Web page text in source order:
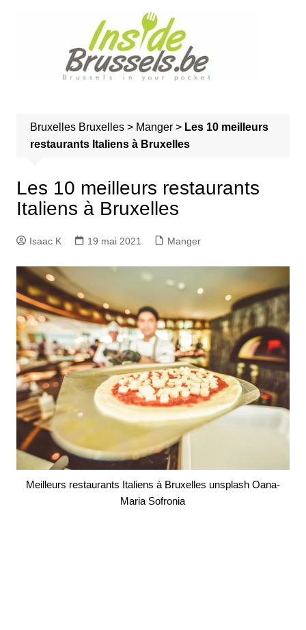
Bruxelles Bruxelles> Manger> Les 10 meilleurs
restaurants Italiens à Bruxelles
Les 10 meilleurs restaurants
Italiens à Bruxelles
Isaac K 19 mai 2021 Manger
Meilleurs restaurants Italiens à Bruxelles unsplash Oana-
Maria Sofronia